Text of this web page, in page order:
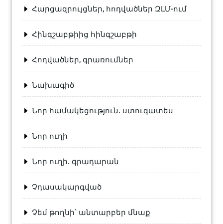
Հարցազրույցներ, հոդվածներ ԶԼՄ-ում
Հինգշաբթիից հինգշաբթի
Հոդվածներ, գրառումներ
Նախագիծ
Նոր համակեցություն. ստուգատես
Նոր ուղի
Նոր ուղի. գրադարան
Չդասակարգված
Չեմ թողնի՝ անտարբեր մնաք